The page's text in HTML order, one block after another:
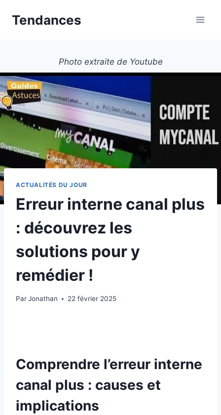
Tendances
Photo extraite de Youtube
ACTUALITÉS DU JOUR
Erreur interne canal plus
: découvrez les
solutions pour y
remédier !
ParJonathan 22 février 2025
Comprendre l’erreur interne
canal plus : causes et
implications